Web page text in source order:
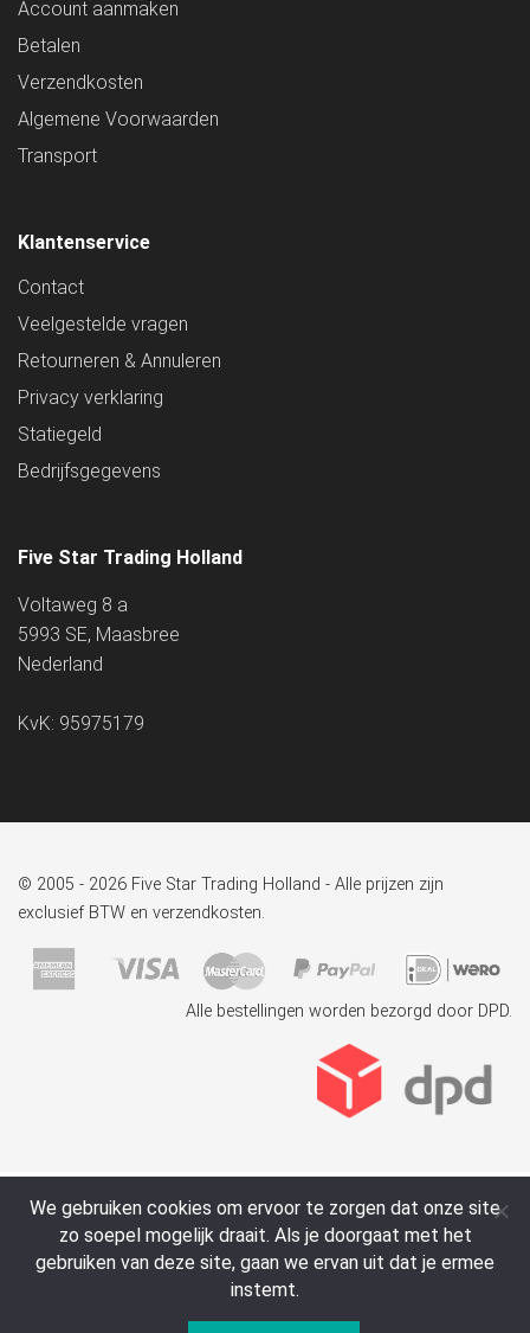
Account aanmaken
Betalen
Verzendkosten
Algemene Voorwaarden
Transport
Klantenservice
Contact
Veelgestelde vragen
Retourneren & Annuleren
Privacy verklaring
Statiegeld
Bedrijfsgegevens
Five Star Trading Holland
Voltaweg 8 a
5993 SE, Maasbree
Nederland
KvK: 95975179
© 2005 - 2026 Five Star Trading Holland - Alle prijzen zijn
exclusief BTW en verzendkosten.
Alle bestellingen worden bezorgd door DPD.
We gebruiken cookies om ervoor te zorgen dat onze site
zo soepel mogelijk draait. Als je doorgaat met het
gebruiken van deze site, gaan we ervan uit dat je ermee
instemt.